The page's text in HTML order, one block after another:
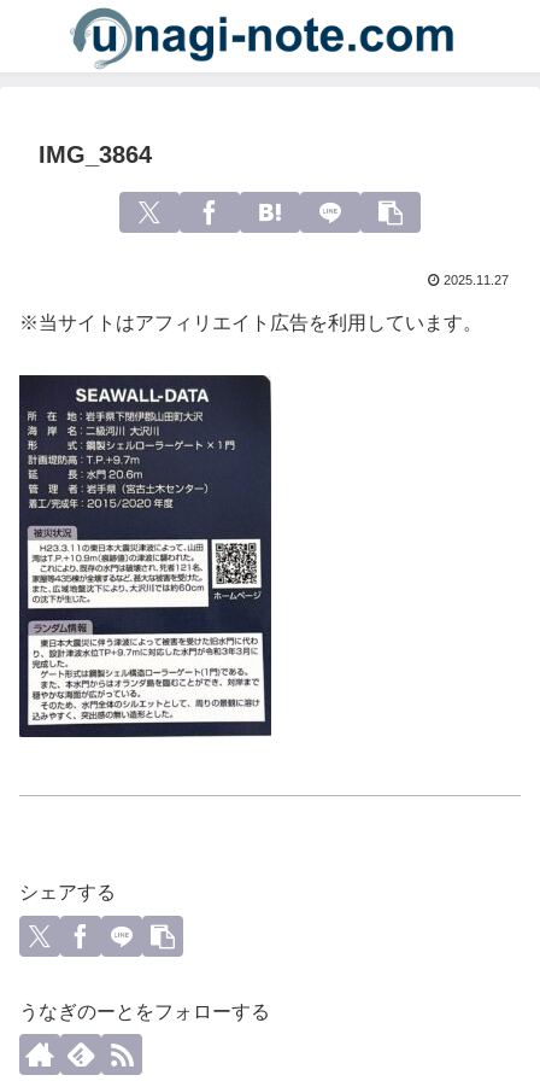
IMG_3864
2025.11.27
※当サイトはアフィリエイト広告を利用しています。
シェアする
うなぎのーとをフォローする